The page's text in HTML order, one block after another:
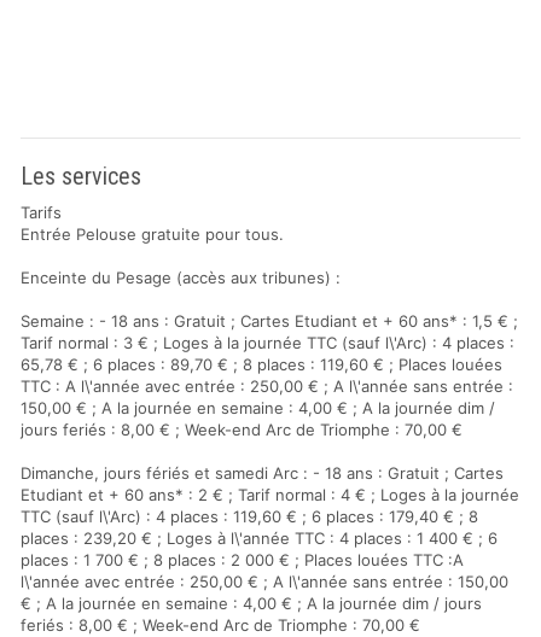
Les services
Tarifs
Entrée Pelouse gratuite pour tous.
Enceinte du Pesage (accès aux tribunes) :
Semaine : - 18 ans : Gratuit ; Cartes Etudiant et + 60 ans* : 1,5 € ;
Tarif normal : 3 € ; Loges à la journée TTC (sauf l\'Arc) : 4 places :
65,78 € ; 6 places : 89,70 € ; 8 places : 119,60 € ; Places louées
TTC : A l\'année avec entrée : 250,00 € ; A l\'année sans entrée :
150,00 € ; A la journée en semaine : 4,00 € ; A la journée dim /
jours feriés : 8,00 € ; Week-end Arc de Triomphe : 70,00 €
Dimanche, jours fériés et samedi Arc : - 18 ans : Gratuit ; Cartes
Etudiant et + 60 ans* : 2 € ; Tarif normal : 4 € ; Loges à la journée
TTC (sauf l\'Arc) : 4 places : 119,60 € ; 6 places : 179,40 € ; 8
places : 239,20 € ; Loges à l\'année TTC : 4 places : 1 400 € ; 6
places : 1 700 € ; 8 places : 2 000 € ; Places louées TTC :A
l\'année avec entrée : 250,00 € ; A l\'année sans entrée : 150,00
€ ; A la journée en semaine : 4,00 € ; A la journée dim / jours
feriés : 8,00 € ; Week-end Arc de Triomphe : 70,00 €